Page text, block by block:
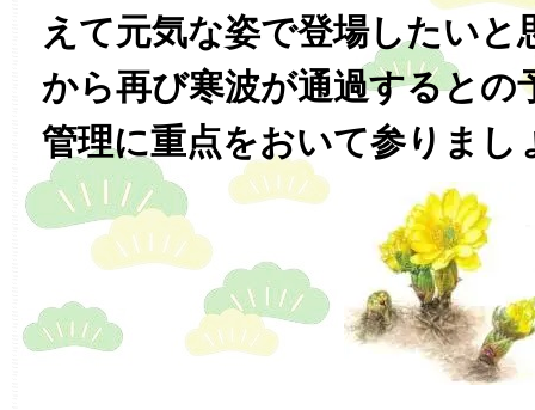
えて元気な姿で登場したいと
から再び寒波が通過するとの
管理に重点をおいて参りまし